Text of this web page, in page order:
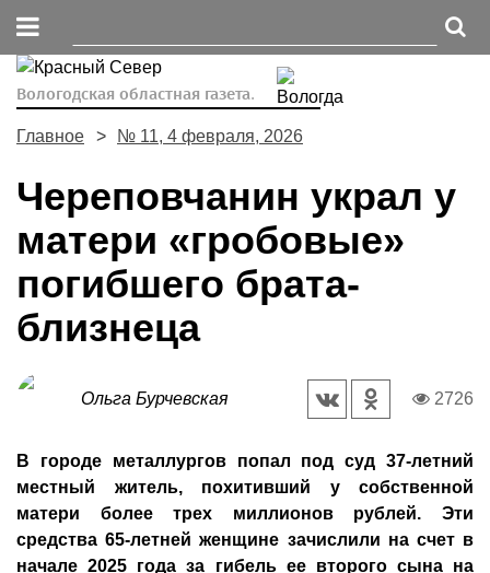
Вологодская областная газета.
Главное № 11, 4 февраля, 2026
Череповчанин украл у
матери «гробовые»
погибшего брата-
близнеца
Ольга Бурчевская 2726
В городе металлургов попал под суд 37-летний
местный житель, похитивший у собственной
матери более трех миллионов рублей. Эти
средства 65-летней женщине зачислили на счет в
начале 2025 года за гибель ее второго сына на